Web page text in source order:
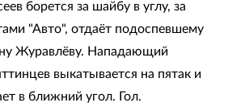
борется за шайбу в углу, за
"Авто", отдаёт подоспевшему
Журавлёву. Нападающий
выкатывается на пятак и
в ближний угол. Гол.